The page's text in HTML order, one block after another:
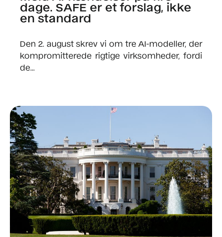
dage. SAFE er et forslag, ikke
en standard
Den 2. august skrev vi om tre AI-modeller, der
kompromitterede rigtige virksomheder, fordi
de...